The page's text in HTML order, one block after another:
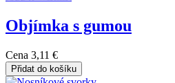
Objímka s gumou
Cena 3,11 €
Přidat do košíku